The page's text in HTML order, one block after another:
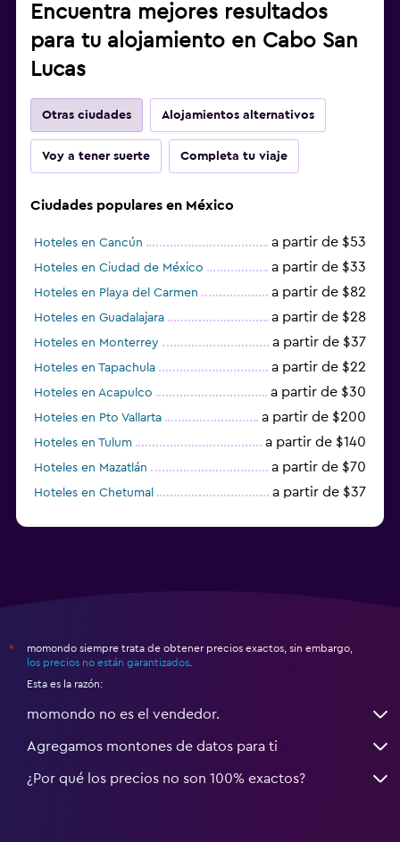
Encuentra mejores resultados
para tu alojamiento en Cabo San
Lucas
Otras ciudades Alojamientos alternativos
Voy a tener suerte Completa tu viaje
Ciudades populares en México
Hoteles en Cancún a partir de $53
Hoteles en Ciudad de México a partir de $33
Hoteles en Playa del Carmen a partir de $82
Hoteles en Guadalajara a partir de $28
Hoteles en Monterrey a partir de $37
Hoteles en Tapachula a partir de $22
Hoteles en Acapulco a partir de $30
Hoteles en Pto Vallarta a partir de $200
Hoteles en Tulum a partir de $140
Hoteles en Mazatlán a partir de $70
Hoteles en Chetumal a partir de $37
*
momondo siempre trata de obtener precios exactos, sin embargo,
los precios no están garantizados
Esta es la razón:
momondo no es el vendedor.
Agregamos montones de datos para ti
¿Por qué los precios no son 100% exactos?